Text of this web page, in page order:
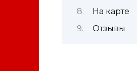
На карте
Отзывы